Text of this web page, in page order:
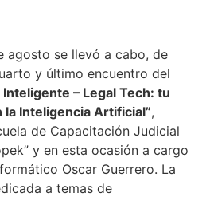
agosto se llevó a cabo, de
y último encuentro del
Inteligente – Legal Tech: tu
Inteligencia Artificial”,
de Capacitación Judicial
y en esta ocasión a cargo
Oscar Guerrero. La
a temas de